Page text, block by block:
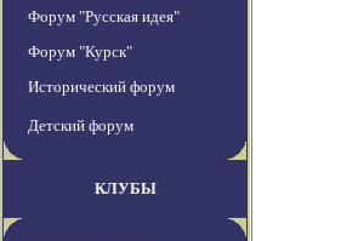
Форум "Русская идея"
Форум "Курск"
Исторический форум
Детский форум
КЛУБЫ